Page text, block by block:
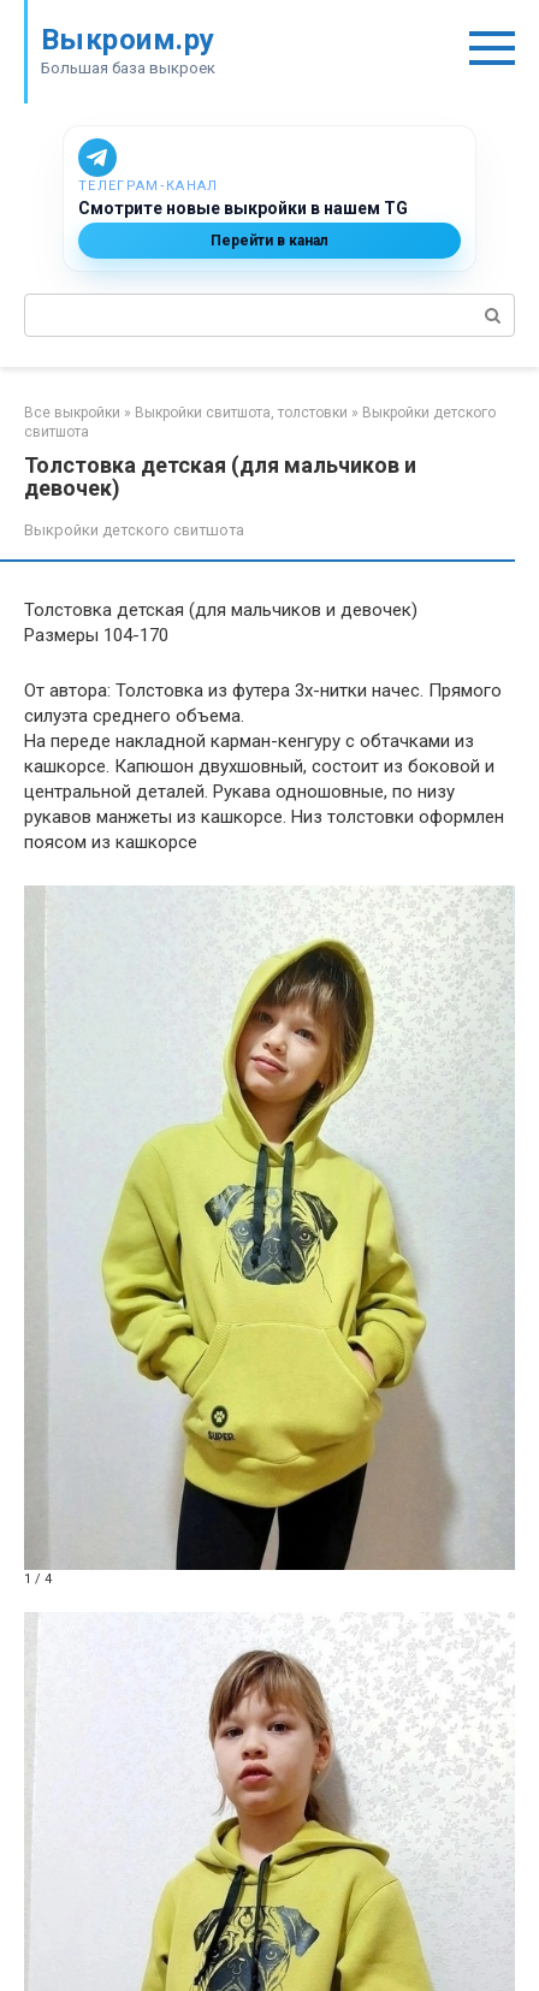
контенту
Выкроим.ру
Большая база выкроек
ТЕЛЕГРАМ‑КАНАЛ
Смотрите новые выкройки в нашем TG
Перейти в канал
Поиск:
Все выкройки » Выкройки свитшота, толстовки » Выкройки детского
свитшота
Толстовка детская (для мальчиков и
девочек)
Выкройки детского свитшота
Толстовка детская (для мальчиков и девочек)
Размеры 104-170
От автора: Толстовка из футера 3х-нитки начес. Прямого
силуэта среднего объема.
На переде накладной карман-кенгуру с обтачками из
кашкорсе. Капюшон двухшовный, состоит из боковой и
центральной деталей. Рукава одношовные, по низу
рукавов манжеты из кашкорсе. Низ толстовки оформлен
поясом из кашкорсе
1 / 4